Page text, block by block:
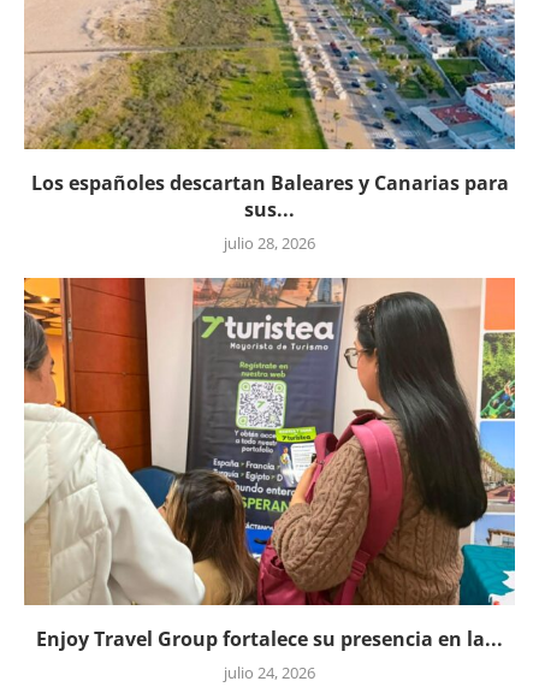
Los españoles descartan Baleares y Canarias para
sus...
julio 28, 2026
Enjoy Travel Group fortalece su presencia en la...
julio 24, 2026